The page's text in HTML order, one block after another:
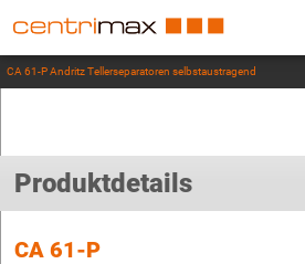
CA 61-P Andritz Tellerseparatoren selbstaustragend
Produktdetails
CA 61-P